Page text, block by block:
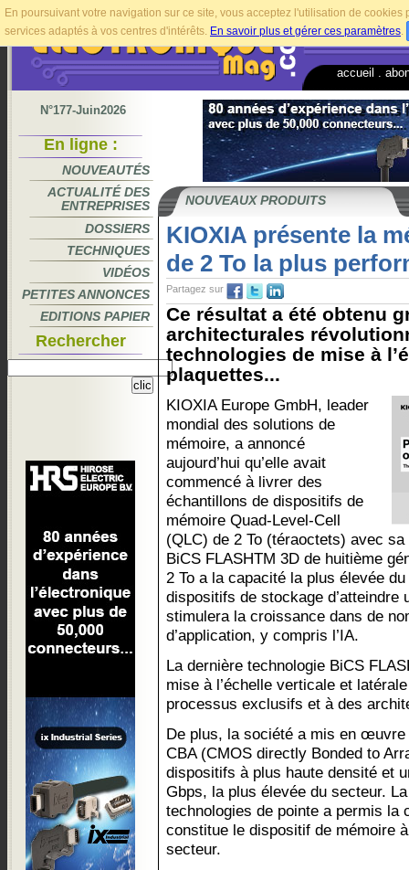
En poursuivant votre navigation sur ce site, vous acceptez l'utilisation de
services adaptés à vos centres d'intérêts. En savoir plus et gérer ces paramètres.
accueil
N°177-Juin2026
En ligne :
NOUVEAUTÉS
ACTUALITÉ DES
ENTREPRISES
DOSSIERS
TECHNIQUES
VIDÉOS
PETITES ANNONCES
EDITIONS PAPIER
Rechercher
NOUVEAUX PRODUITS
KIOXIA présente la
de 2 To la plus
Partagez sur
Ce résultat a été obtenu
architecturales
technologies de mise à
plaquettes...
KIOXIA Europe GmbH, leader
mondial des solutions de
mémoire, a annoncé
aujourd’hui qu’elle avait
commencé à livrer des
échantillons de dispositifs de
mémoire Quad-Level-Cell
(QLC) de 2 To (téraoctets) avec
BiCS FLASHTM 3D de huitième
2 To a la capacité la plus élevée
dispositifs de stockage d’atteindre
stimulera la croissance dans de
d’application, y compris l’IA.
La dernière technologie BiCS
mise à l’échelle verticale et
processus exclusifs et à des
De plus, la société a mis en
CBA (CMOS directly Bonded to
dispositifs à plus haute densité et
Gbps, la plus élevée du secteur.
technologies de pointe a permis la
constitue le dispositif de mémoire
secteur.